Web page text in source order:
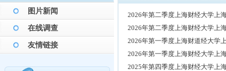
图片新闻
在线调查
友情链接
2026年第二季度上海财经大学
2026年第二季度上海财经大学上
2026年第一季度上海财道经大
2026年第一季度上海财经大学上
2025年第四季度上海财经大学